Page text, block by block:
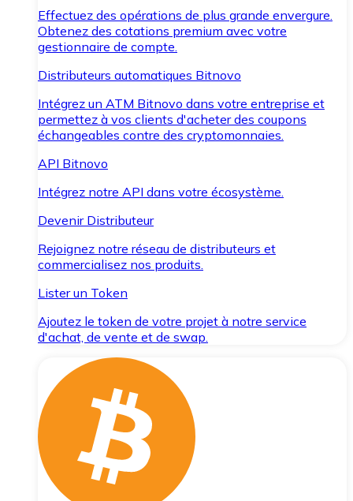
Effectuez des opérations de plus grande envergure.
Obtenez des cotations premium avec votre
gestionnaire de compte.
Distributeurs automatiques Bitnovo
Intégrez un ATM Bitnovo dans votre entreprise et
permettez à vos clients d'acheter des coupons
échangeables contre des cryptomonnaies.
API Bitnovo
Intégrez notre API dans votre écosystème.
Devenir Distributeur
Rejoignez notre réseau de distributeurs et
commercialisez nos produits.
Lister un Token
Ajoutez le token de votre projet à notre service
d'achat, de vente et de swap.